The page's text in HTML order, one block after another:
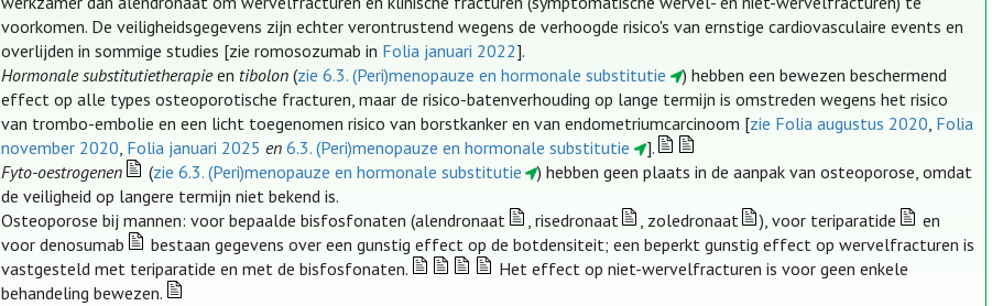
voorkomen. De veiligheidsgegevens zijn echter verontrustend wegens de verhoogde risico's van ernstige cardiovasculaire events en
overlijden in sommige studies [zie romosozumab in Folia januari 2022].
Hormonale substitutietherapieen tibolon (zie 6.3. (Peri)menopauze en hormonale substitutie
) hebben een bewezen beschermend
effect op alle types osteoporotische fracturen, maar de risico-batenverhouding op lange termijn is omstreden wegens het risico
van trombo-embolie en een licht toegenomen risico van borstkanker en van endometriumcarcinoom [zie Folia augustus 2020, Folia
november 2020, Folia januari 2025 en 6.3. (Peri)menopauze en hormonale substitutie
].
Fyto-oestrogenen
(zie 6.3. (Peri)menopauze en hormonale substitutie
) hebben geen plaats in de aanpak van osteoporose, omdat
de veiligheid op langere termijn niet bekend is.
Osteoporose bij mannen: voor bepaalde bisfosfonaten (alendronaat
, risedronaat , zoledronaat ), voor teriparatide
en
voor denosumab
bestaan gegevens over een gunstig effect op de botdensiteit; een beperkt gunstig effect op wervelfracturen is
vastgesteld met teriparatide en met de bisfosfonaten.
Het effect op niet-wervelfracturen is voor geen enkele
behandeling bewezen.